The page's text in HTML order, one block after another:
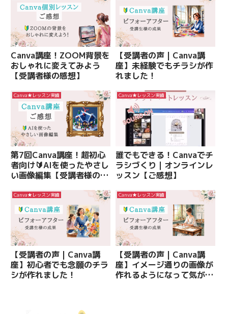
Canva講座！ZOOM背景を
おしゃれに変えてみよう
【受講者様の感想】
【受講者の声 | Canva講
座】未経験でもチラシが作
れました！
Canva★レッスン実績
第7回Canva講座！超初心
者向け🔰AIを使ったやさし
い画像編集【受講者様の感
Canva★レッスン実績
誰でもできる！Canvaでチ
ラシづくり｜オンラインレ
ッスン【ご感想】
Canva★レッスン実績
【受講者の声 | Canva講
座】初心者でも念願のチラ
シが作れました！
Canva★レッスン実績
【受講者の声 | Canva講
座】イメージ通りの画像が
作れるようになって気が楽